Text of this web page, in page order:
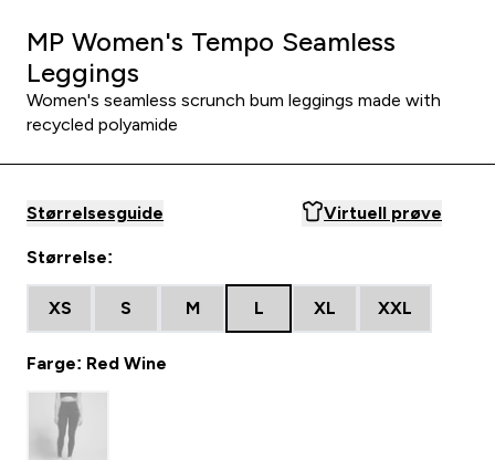
MP Women's Tempo Seamless
Leggings
Women's seamless scrunch bum leggings made with
recycled polyamide
Størrelsesguide Virtuell prøve
Størrelse:
XS S M L XL XXL
Farge: Red Wine